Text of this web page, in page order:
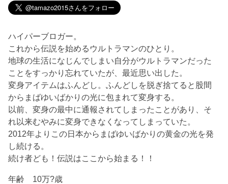
ハイパーブロガー。
これから伝説を始めるウルトラマンのひとり。
地球の生活になじんでしまい自分がウルトラマンだった
ことをすっかり忘れていたが、最近思い出した。
変身アイテムはふんどし。ふんどしを脱ぎ捨てると股間
からまばゆいばかりの光に包まれて変身する。
以前、変身の最中に通報されてしまったことがあり、そ
れ以来むやみに変身できなくなってしまっていた。
2012年よりこの日本からまばゆいばかりの黄金の光を発
し続ける。
続け者ども！伝説はここから始まる！！
年齢 10万?歳